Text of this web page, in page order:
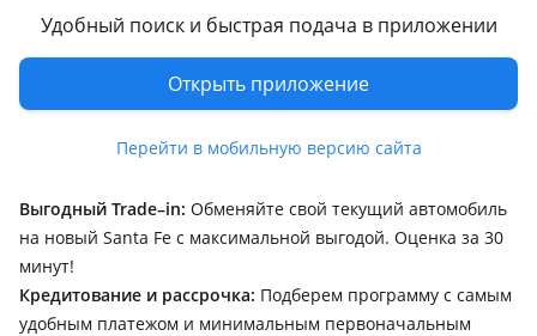
Удобный поиск и быстрая подача в приложении
Открыть приложение
Перейти в мобильную версию сайта
Hyundai Otyrar!
Успейте приобрести обновленный кроссовер 2026 года в
Travelпо отличной цене:17 190 000 ₸
Идеальное сочетание мощности двигателя 2.5 л,
вместительности и современных технологий.
Выгодный Trade–in: Обменяйте свой текущий автомобиль
на новый Santa Fe с максимальной выгодой. Оценка за 30
минут!
Кредитование и рассрочка: Подберем программу с самым
удобным платежом и минимальным первоначальным